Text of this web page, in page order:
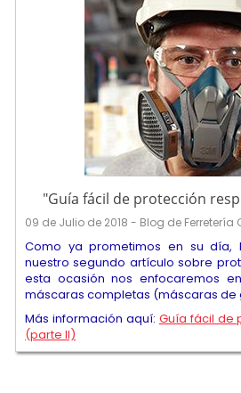
"Guía fácil de protección
09 de Julio de 2018 - Blog de
Como ya prometimos en su día,
nuestro segundo artículo sobre
esta ocasión nos enfocaremos
máscaras completas (máscaras de
Más información aquí: Guía fácil de
(parte II)